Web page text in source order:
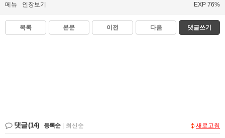
메뉴 인장보기 EXP 76%
목록 본문 이전 다음 댓글쓰기
댓글(14) 등록순 최신순 새로고침